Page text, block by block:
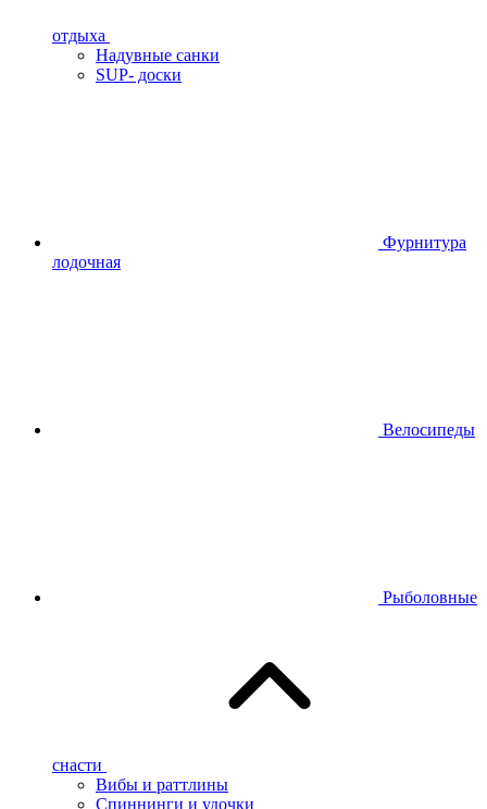
отдыха
Надувные санки
SUP- доски
Фурнитура
лодочная
Велосипеды
Рыболовные
снасти
Вибы и раттлины
Спиннинги и удочки